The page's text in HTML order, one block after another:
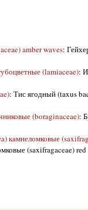
amber waves:
(lamiaceae):
: Тис ягодный (taxus
(boraginaceae):
камнеломковые
(saxifragaceae)